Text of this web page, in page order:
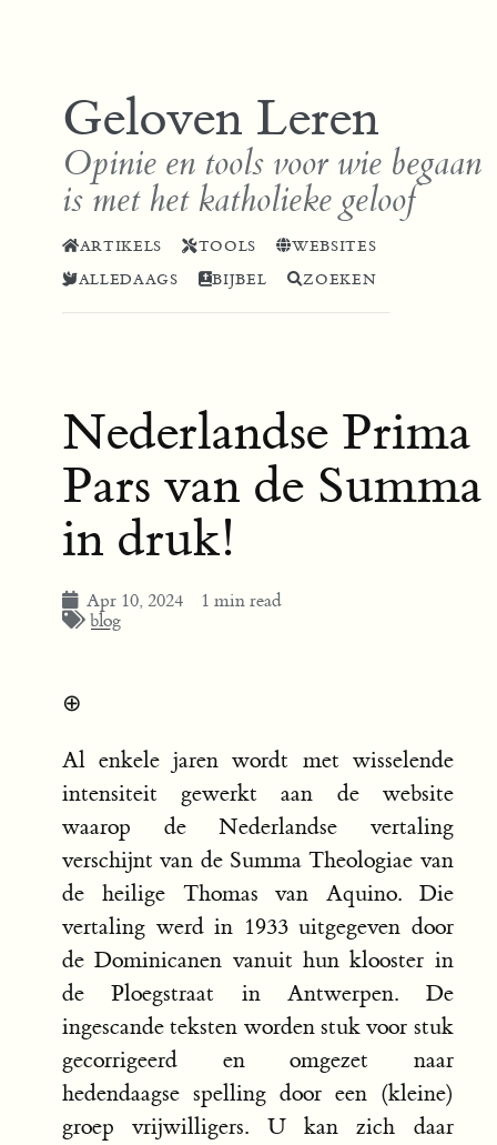
Geloven Leren
Opinie en tools voor wie begaan
is met het katholieke geloof
ARTIKELS TOOLS
WEBSITES
ALLEDAAGS
BIJBEL ZOEKEN
Nederlandse Prima
Pars van de Summa
in druk!
Apr 10, 2024
1 min read
blog
⊕
Al enkele jaren wordt met wisselende
intensiteit gewerkt aan de website
waarop de Nederlandse vertaling
verschijnt van de Summa Theologiae van
de heilige Thomas van Aquino. Die
vertaling werd in 1933 uitgegeven door
de Dominicanen vanuit hun klooster in
de Ploegstraat in Antwerpen. De
ingescande teksten worden stuk voor stuk
gecorrigeerd en omgezet naar
hedendaagse spelling door een (kleine)
groep vrijwilligers. U kan zich daar